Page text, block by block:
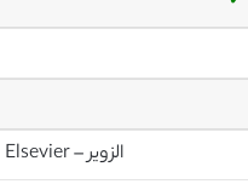
الزویر – Elsevier